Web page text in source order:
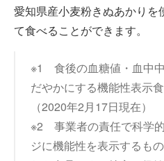
愛知県産小麦粉きぬあかりを
て食べることができます。
※1 食後の血糖値・血中
だやかにする機能性表示
（2020年2月17日現在）
※2 事業者の責任で科学
ジに機能性を表示するも